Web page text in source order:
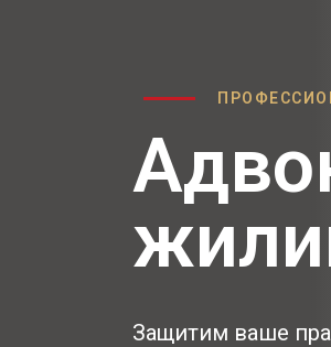
Защитим ваше